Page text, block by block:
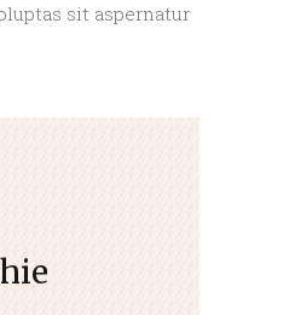
sit aspernatur